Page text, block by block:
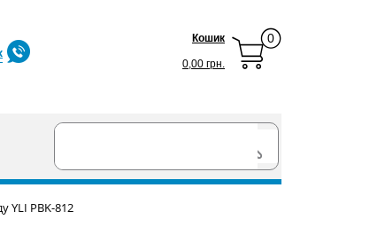
Кошик
0,00 грн.
0
YLI PBK-812